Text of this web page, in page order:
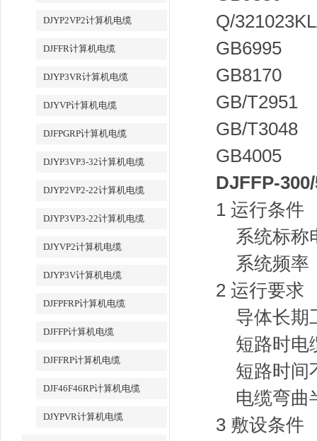
DJYP2VP2计算机电缆
DJFFR计算机电缆
DJYP3VR计算机电缆
DJYVP计算机电缆
DJFPGRP计算机电缆
DJYP3VP3-32计算机电缆
DJYP2VP2-22计算机电缆
DJYP3VP3-22计算机电缆
DJYVP2计算机电缆
DJYP3V计算机电缆
DJFPFRP计算机电缆
DJFFP计算机电缆
DJFFRP计算机电缆
DJF46F46RP计算机电缆
DJYPVR计算机电缆
Q/
GB6995
GB/
GB/
GB4005
DJFFP-
1 运行条件
系统标
系统
2 运行要求
导体长
短路时
短路时间
电缆弯
3 敷设条件